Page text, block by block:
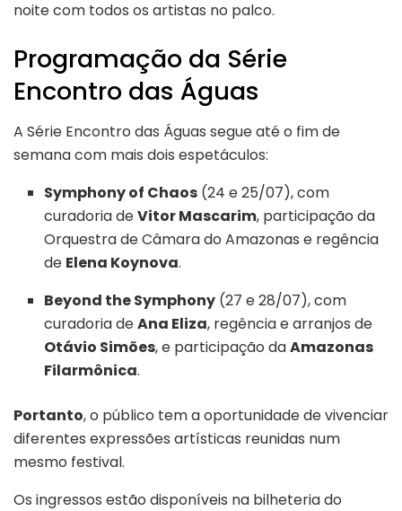
noite com todos os artistas no palco.
Programação da Série
Encontro das Águas
A Série Encontro das Águas segue até o fim de
semana com mais dois espetáculos:
Symphony of Chaos (24 e 25/07), com
curadoria deVitor Mascarim, participação da
Orquestra de Câmara do Amazonas e regência
de Elena Koynova.
Beyond the Symphony (27 e 28/07), com
curadoria deAna Eliza, regência e arranjos de
Otávio Simões, e participação daAmazonas
Filarmônica.
Portanto, o público tem a oportunidade de vivenciar
diferentes expressões artísticas reunidas num
mesmo festival.
Os ingressos estão disponíveis na bilheteria do